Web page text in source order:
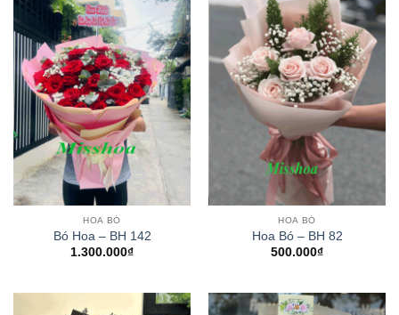
HOA BÓ
Bó Hoa – BH 142
1.300.000₫
HOA BÓ
Hoa Bó – BH 82
500.000₫